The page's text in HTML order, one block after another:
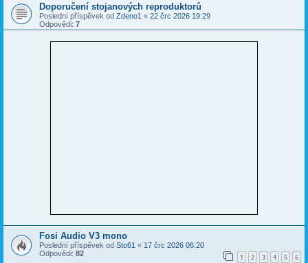
Doporučení stojanových reproduktorů
Poslední příspěvek od Zdeno1 « 22 črc 2026 19:29
Odpovědi: 7
Fosi Audio V3 mono
Poslední příspěvek od Sto61 « 17 črc 2026 06:20
Odpovědi: 82 1 2 3 4 5 6